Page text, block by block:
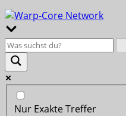
Nur Exakte Treffer